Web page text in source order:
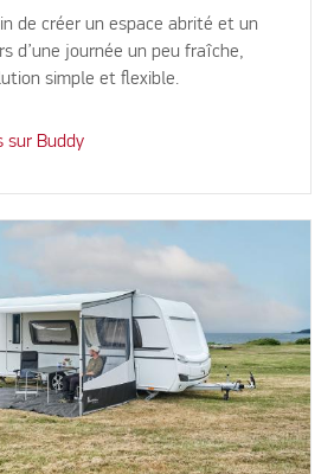
de créer un espace abrité et un
d’une journée un peu fraîche,
simple et flexible.
sur Buddy